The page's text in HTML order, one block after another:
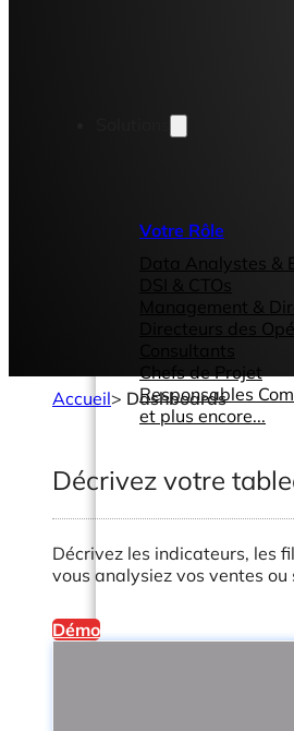
Votre Rôle
Data Analystes &
DSI & CTOs
Management &
Directeurs des
Chefs de Projet
Responsables
et plus encore...
Accueil> Dashboards
Décrivez votre
Décrivez les indicateurs, les
vous analysiez vos ventes
Démo